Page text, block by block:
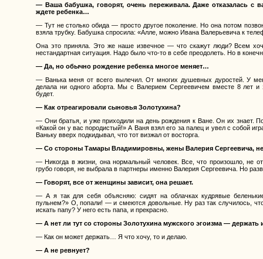
— Ваша бабушка, говорят, очень переживала. Даже отказалась с
ждете ребенка…
— Тут не столько обида — просто другое поколение. Но она потом
взяла трубку. Бабушка спросила: «Алле, можно Ивана Валерьевича к
Она это приняла. Это же наше извечное — что скажут люди? Всем
нестандартная ситуация. Надо было что-то в себе преодолеть. Но в
— Да, но обычно рождение ребенка многое меняет…
— Ванька меня от всего вылечил. От многих душевных дуростей. У
делала ни одного аборта. Мы с Валерием Сергеевичем вместе 8 лет и
будет.
— Как отреагировали сыновья Золотухина?
— Они братья, и уже приходили на день рождения к Ване. Он их знает.
«Какой он у вас породистый!» А Ваня взял его за палец и увел с собой
Ваньку вверх подкидывал, что тот визжал от восторга.
— Со стороны Тамары Владимировны, жены Валерия Сергеевича,
— Никогда в жизни, она нормальный человек. Все, что произошло, не
грубо говоря, не выбрала в партнеры именно Валерия Сергеевича. Но
— Говорят, все от женщины зависит, она решает.
— А я так для себя объясняю: сидят на облачках кудрявые
пульнем?» О, попали! — и смеются довольные. Ну раз так случилось,
искать папу? У него есть папа, и прекрасно.
— А нет ли тут со стороны Золотухина мужского эгоизма — держать
— Как он может держать… Я что хочу, то и делаю.
— А не ревнует?